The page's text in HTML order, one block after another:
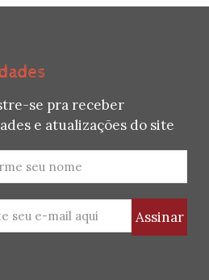
se pra receber
e atualizações do site